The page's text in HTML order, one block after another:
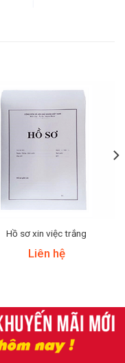
Hồ sơ xin việc trắng
Liên hệ